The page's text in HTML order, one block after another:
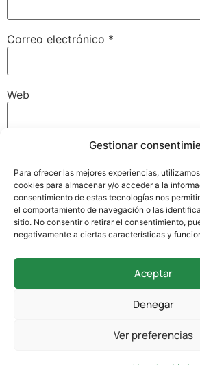
Gestionar
Para ofrecer las mejores experiencias,
cookies para almacenar y/o acceder a la
consentimiento de estas tecnologías nos
el comportamiento de navegación o las
sitio. No consentir o retirar el consentimiento,
negativamente a ciertas características y
Aceptar
Denegar
Ver preferencias
Correo electrónico *
Web
navegador para la próxima vez que
La Llanilla, 102, 39012